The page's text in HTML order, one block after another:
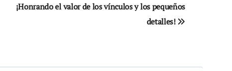
¡Honrando el valor de los vínculos y los pequeños
detalles!